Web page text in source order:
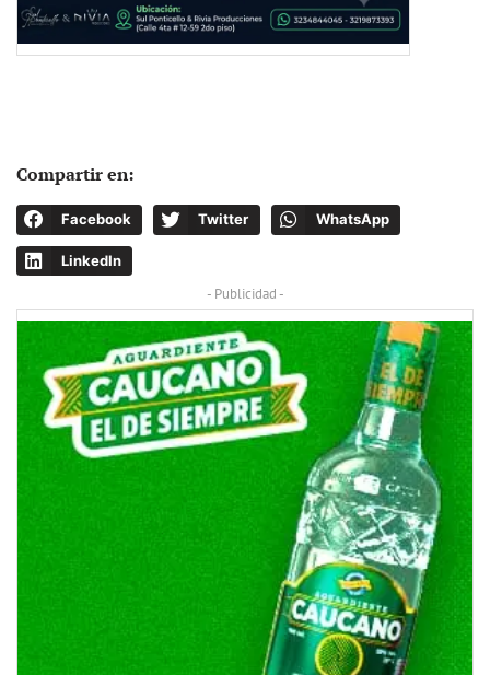
Compartir en:
Facebook Twitter WhatsApp
LinkedIn
- Publicidad -